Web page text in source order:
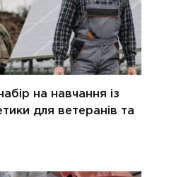
на навчання із
для ветеранів та